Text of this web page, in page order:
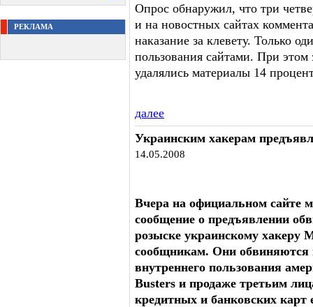
РЕКЛАМА
Опрос обнаружил, что три
и на новостных сайтах
наказание за клевету. Только
пользования сайтами. При этом
удалялись материалы 14
далее
Украинским хакерам
14.05.2008
Вчера на официальном сайте
сообщение о предъявлении
розыске украинскому хакеру
сообщникам. Они
внутреннего пользования
Busters и продаже третьим
кредитных и банковских карт